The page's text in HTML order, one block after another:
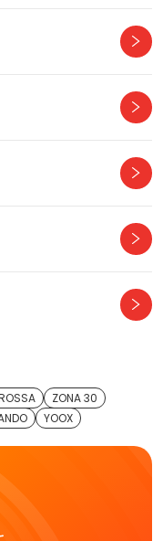
ZONA 30
YOOX